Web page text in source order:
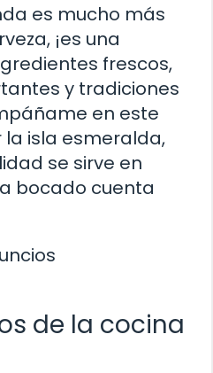
es mucho más
¡es una
frescos,
y tradiciones
en este
la isla esmeralda,
se sirve en
bocado cuenta
de la cocina